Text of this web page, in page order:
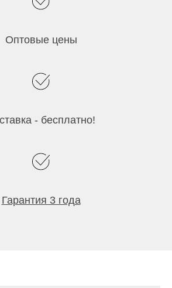
Оптовые цены
- бесплатно!
Гарантия 3 года